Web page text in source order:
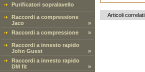
Purificatori sopralavello
Raccordi a compressione
Jaco
»
Raccordi a compressione
»
Raccordi a innesto rapido
John Guest
»
Raccordi a innesto rapido
DM fit
»
Articoli correlati